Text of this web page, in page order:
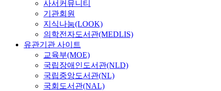
사서커뮤니티
기관회원
지식나눔(LOOK)
의학전자도서관(MEDLIS)
유관기관 사이트
교육부(MOE)
국립장애인도서관(NLD)
국립중앙도서관(NL)
국회도서관(NAL)